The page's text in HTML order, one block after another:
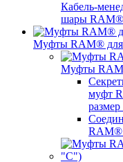
Кабель-
шары RAM®
Муфты RAM® для
Муфты
муфт
RAM®